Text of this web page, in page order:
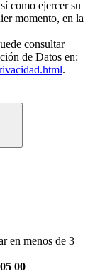
como ejercer su
momento, en la
consultar
de Datos en:
.
en menos de 3
00